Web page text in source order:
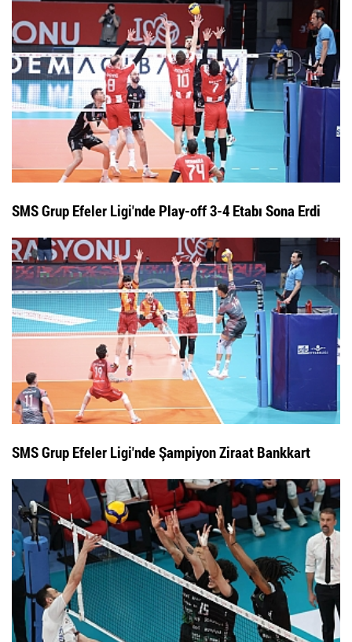
SMS Grup Efeler Ligi'nde Play-off 3-4 Etabı Sona Erdi
SMS Grup Efeler Ligi'nde Şampiyon Ziraat Bankkart